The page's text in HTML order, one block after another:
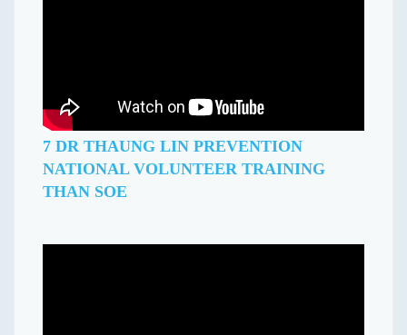
7 DR THAUNG LIN PREVENTION
NATIONAL VOLUNTEER TRAINING
THAN SOE